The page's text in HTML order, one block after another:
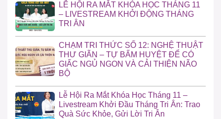
LỄ HỘI RA MẮT KHÓA HỌC THÁNG 11
– LIVESTREAM KHỞI ĐỘNG THÁNG
TRI ÂN
CHẠM TRI THỨC SỐ 12: NGHỆ THUẬT
THƯ GIÃN – TỰ BẤM HUYỆT ĐỂ CÓ
GIẤC NGỦ NGON VÀ CẢI THIỆN NÃO
BỘ
Lễ Hội Ra Mắt Khóa Học Tháng 11 –
Livestream Khởi Đầu Tháng Tri Ân: Trao
Quà Sức Khỏe, Gửi Lời Tri Ân